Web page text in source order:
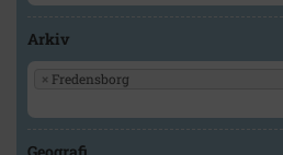
Arkiv
× Fredensborg